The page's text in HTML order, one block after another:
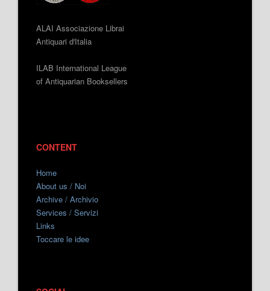
ALAI Associazione Librai
Antiquari d'Italia
ILAB International League
of Antiquarian Booksellers
CONTENT
Home
About us / Noi
Archive / Archivio
Services / Servizi
Links
Toccare le idee